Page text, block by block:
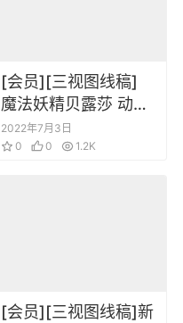
[会员][三视图线稿]
魔法妖精贝露莎 动画
资料设定线稿集
2022年7月3日
0
0 1.2K
[会员][三视图线稿]新